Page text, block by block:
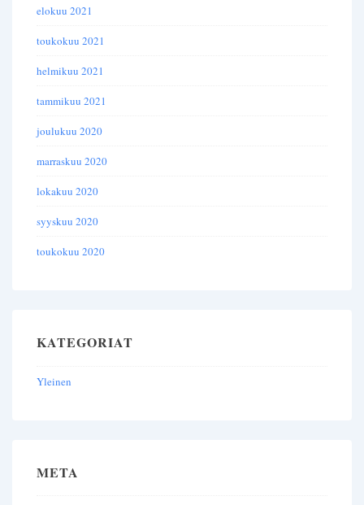
elokuu 2021
toukokuu 2021
helmikuu 2021
tammikuu 2021
joulukuu 2020
marraskuu 2020
lokakuu 2020
syyskuu 2020
toukokuu 2020
KATEGORIAT
Yleinen
META